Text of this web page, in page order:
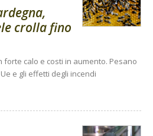
crolla fino
forte calo e costi in aumento. Pesano
e gli effetti degli incendi